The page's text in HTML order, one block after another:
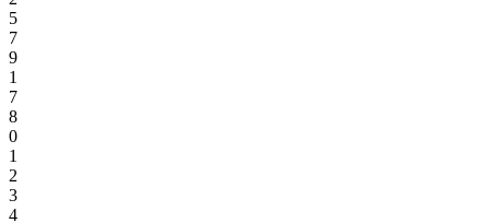
5
7
9
1
7
8
0
1
2
3
4